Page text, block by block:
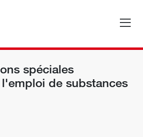
spéciales
de substances